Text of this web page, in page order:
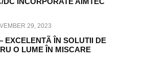
29, 2023
EXCELENTÃ ÎN SOLUTII DE
O LUME ÎN MISCARE